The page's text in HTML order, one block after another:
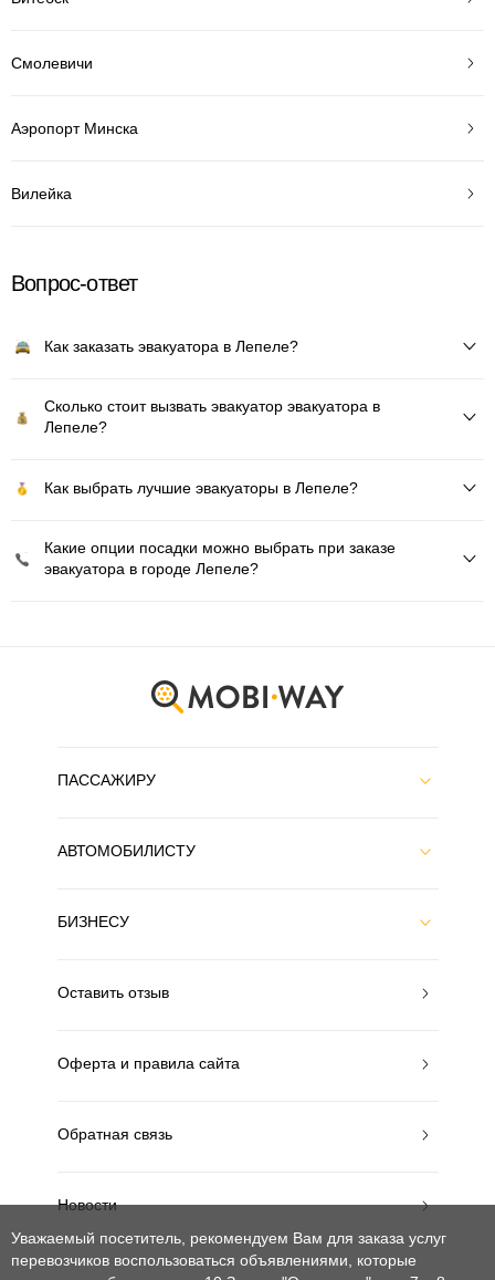
Смолевичи
Аэропорт Минска
Вилейка
Вопрос-ответ
Как заказать эвакуатора в Лепеле?
Сколько стоит вызвать эвакуатор эвакуатора в
Лепеле?
Как выбрать лучшие эвакуаторы в Лепеле?
Какие опции посадки можно выбрать при заказе
эвакуатора в городе Лепеле?
ПАССАЖИРУ
АВТОМОБИЛИСТУ
БИЗНЕСУ
Оставить отзыв
Оферта и правила сайта
Обратная связь
Новости
Уважаемый посетитель, рекомендуем Вам для заказа услуг
перевозчиков воспользоваться объявлениями, которые